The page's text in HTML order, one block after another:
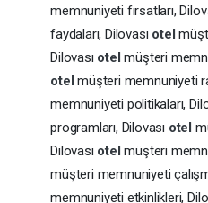
memnuniyeti fırsatları,
faydaları, Dilovası otel
Dilovası otelmüşteri
otelmüşteri memnuniyeti
memnuniyeti politikaları,
programları, Dilovası otel
Dilovası otelmüşteri
müşteri memnuniyeti
memnuniyeti etkinlikleri,